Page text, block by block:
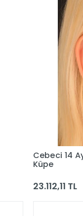
Cebeci 14
Beyaz Altın
28.440,55 TL